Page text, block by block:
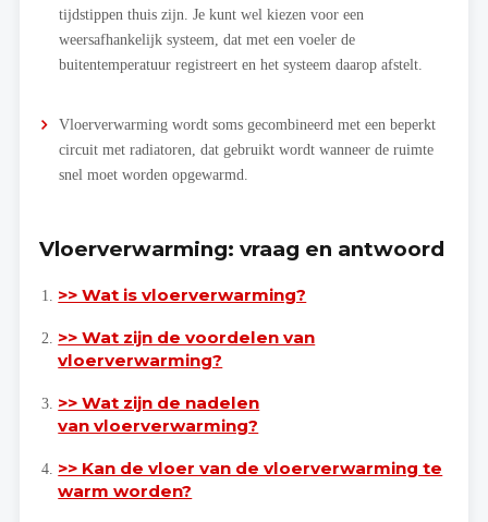
tijdstippen thuis zijn. Je kunt wel kiezen voor een
weersafhankelijk systeem, dat met een voeler de
buitentemperatuur registreert en het systeem daarop afstelt.
Vloerverwarming wordt soms gecombineerd met een beperkt
circuit met radiatoren, dat gebruikt wordt wanneer de ruimte
snel moet worden opgewarmd.
Vloerverwarming: vraag en antwoord
>> Wat is vloerverwarming?
>> Wat zijn de voordelen van
vloerverwarming?
>> Wat zijn de nadelen
van vloerverwarming?
>> Kan de vloer van de vloerverwarming te
warm worden?